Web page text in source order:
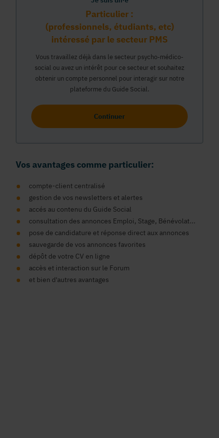
Particulier :
(professionnels, étudiants, etc)
intéressé par le secteur PMS
Vous travaillez déjà dans le secteur psycho-médico-
social ou avez un intérêt pour ce secteur et souhaitez
obtenir un compte personnel pour interagir sur notre
plateforme du Guide Social.
Continuer
Vos avantages comme particulier:
compte-client centralisé
gestion de vos newsletters et alertes
accés au contenu du Guide Social
consultation des annonces Emploi, Stage, Bénévolat...
pose de candidature et réponse direct aux annonces
sauvegarde de vos annonces favorites
dépôt de votre CV en ligne
accès et interaction sur le Forum
et bien d'autres avantages